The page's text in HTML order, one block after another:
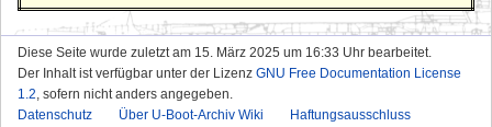
Diese Seite wurde zuletzt am 15. März 2025 um 16:33 Uhr bearbeitet.
Der Inhalt ist verfügbar unter der Lizenz GNU Free Documentation License
1.2, sofern nicht anders angegeben.
Datenschutz
Über U-Boot-Archiv Wiki Haftungsausschluss